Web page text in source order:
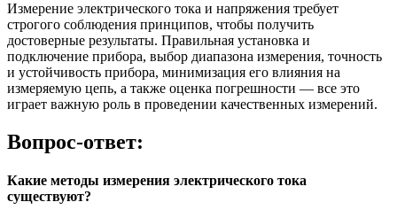
Измерение электрического тока и напряжения требует
строгого соблюдения принципов, чтобы получить
достоверные результаты. Правильная установка и
подключение прибора, выбор диапазона измерения, точность
и устойчивость прибора, минимизация его влияния на
измеряемую цепь, а также оценка погрешности — все это
играет важную роль в проведении качественных измерений.
Вопрос-ответ:
Какие методы измерения электрического тока
существуют?